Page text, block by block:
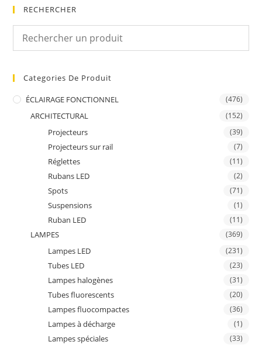
RECHERCHER
Categories De Produit
ÉCLAIRAGE FONCTIONNEL (476)
ARCHITECTURAL (152)
Projecteurs (39)
Projecteurs sur rail (7)
Réglettes (11)
Rubans LED (2)
Spots (71)
Suspensions (1)
Ruban LED (11)
LAMPES (369)
Lampes LED (231)
Tubes LED (23)
Lampes halogènes (31)
Tubes fluorescents (20)
Lampes fluocompactes (36)
Lampes à décharge (1)
Lampes spéciales (33)